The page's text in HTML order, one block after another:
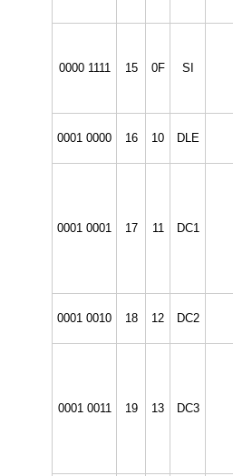
0000 1111 15 0F SI
0001 0000 16 10 DLE
0001 0001 17 11 DC1
0001 0010 18 12 DC2
0001 0011 19 13 DC3